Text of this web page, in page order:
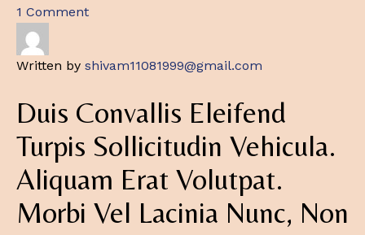
1 Comment
Written by shivam11081999@gmail.com
Duis Convallis Eleifend
Turpis Sollicitudin Vehicula.
Aliquam Erat Volutpat.
Morbi Vel Lacinia Nunc, Non